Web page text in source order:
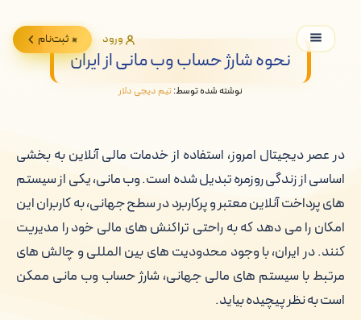
ورود ثبت‌نام
نحوه شارژ حساب وب مانی از ایران
نوشته شده توسط:تیم دیجی دلار
در عصر دیجیتال امروز، استفاده از خدمات مالی آنلاین به بخشی
اساسی از زندگی روزمره تبدیل شده است. وب مانی، یکی از سیستم
های پرداخت آنلاین معتبر و پرکاربرد در سطح جهانی، به کاربران این
امکان را می دهد که به راحتی تراکنش های مالی خود را مدیریت
کنند. در ایران، با وجود محدودیت های بین المللی و چالش های
مرتبط با سیستم های مالی جهانی، شارژ حساب وب مانی ممکن
است به نظر پیچیده بیاید.